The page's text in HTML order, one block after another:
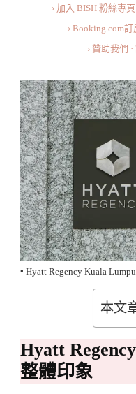
› 加入 BISH 粉絲專頁
› Booking.com訂
› 贊助我們
▪️ Hyatt Regency Kuala
本文
Hyatt
整體印象